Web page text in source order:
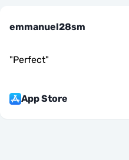
emmanuel28sm
"Perfect"
App Store